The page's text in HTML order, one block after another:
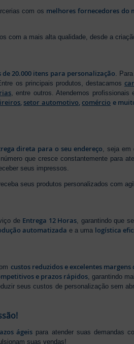
com os melhores fornecedores do
com a mais alta qualidade, desde a
de 20.000 itens para personalização .
os principais produtos, destacamos
, entre outros. Atendemos
, setor automotivo,comércio e
direta para o seu endereço , seja
número que cresce constantemente para
seus impressos.
seus produtos personalizados com
de Entrega 12 Horas, garantindo que
automatizada e a uma logística
custos reduzidos e excelentes
e prazos rápidos , garantindo
seus custos de personalização sem
ágeis para atender suas demandas
suas vendas!